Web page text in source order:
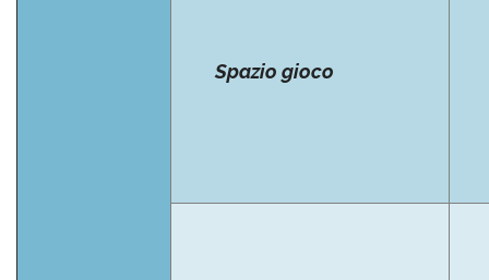
Spazio gioco